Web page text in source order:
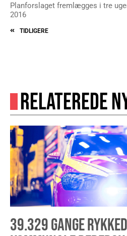
Planforslaget fremlægges i tre
2016
TIDLIGERE
RELATEREDE
39.329 GANGE